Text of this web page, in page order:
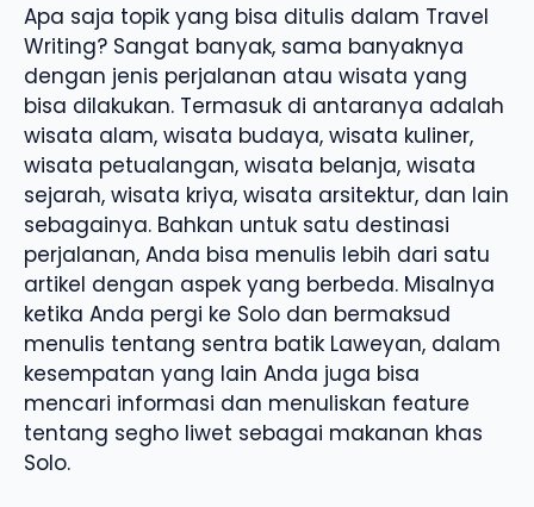
Apa saja topik yang bisa ditulis dalam Travel
Writing? Sangat banyak, sama banyaknya
dengan jenis perjalanan atau wisata yang
bisa dilakukan. Termasuk di antaranya adalah
wisata alam, wisata budaya, wisata kuliner,
wisata petualangan, wisata belanja, wisata
sejarah, wisata kriya, wisata arsitektur, dan lain
sebagainya. Bahkan untuk satu destinasi
perjalanan, Anda bisa menulis lebih dari satu
artikel dengan aspek yang berbeda. Misalnya
ketika Anda pergi ke Solo dan bermaksud
menulis tentang sentra batik Laweyan, dalam
kesempatan yang lain Anda juga bisa
mencari informasi dan menuliskan feature
tentang segho liwet sebagai makanan khas
Solo.